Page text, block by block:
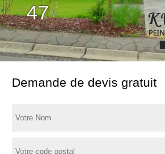
47
Demande de devis gratuit